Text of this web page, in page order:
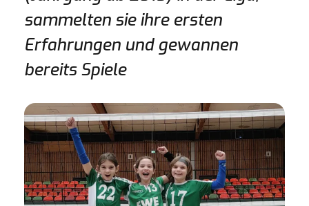
sammelten sie ihre ersten
Erfahrungen und gewannen
bereits Spiele